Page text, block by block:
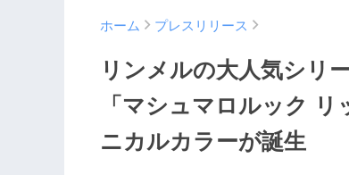
ホーム プレスリリース
リンメルの大人気シリ
「マシュマロルック
ニカルカラーが誕生